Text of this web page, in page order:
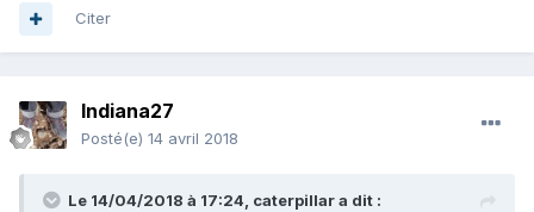
Citer
Indiana27
Posté(e) 14 avril 2018
Le 14/04/2018 à 17:24, caterpillara dit :